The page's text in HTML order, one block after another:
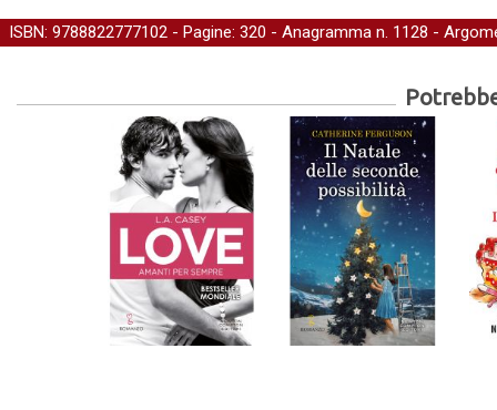
ISBN: 9788822777102 - Pagine: 320 - Anagramma n. 1128 -